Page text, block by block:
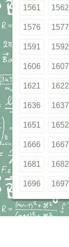
1561 1562
1576 1577
1591 1592
1606 1607
1621 1622
1636 1637
1651 1652
1666 1667
1681 1682
1696 1697